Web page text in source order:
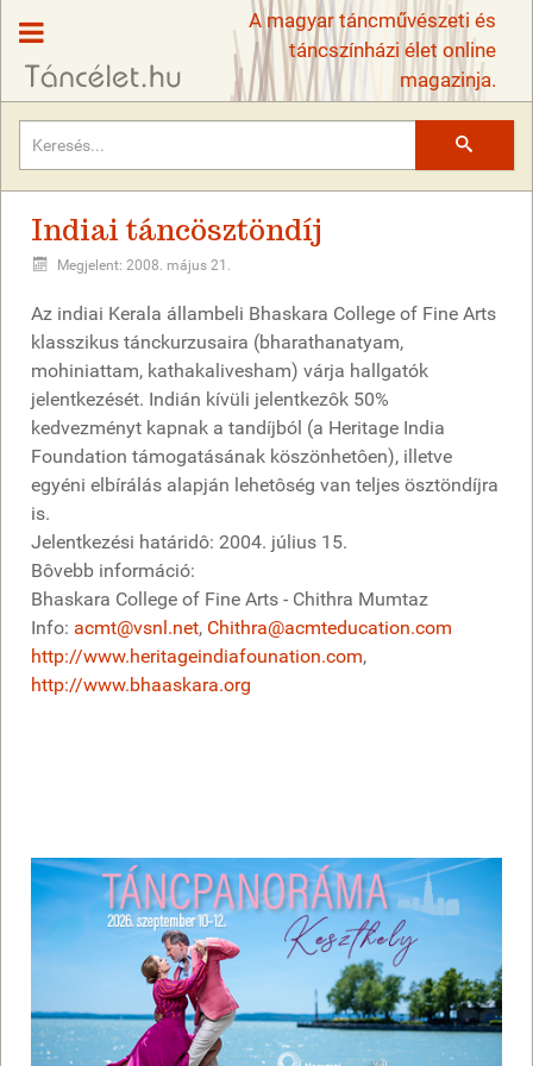
A magyar táncművészeti és
táncszínházi élet online
magazinja.
Indiai táncösztöndíj
Megjelent: 2008. május 21.
Az indiai Kerala állambeli Bhaskara College of Fine Arts
klasszikus tánckurzusaira (bharathanatyam,
mohiniattam, kathakalivesham) várja hallgatók
jelentkezését. Indián kívüli jelentkezôk 50%
kedvezményt kapnak a tandíjból (a Heritage India
Foundation támogatásának köszönhetôen), illetve
egyéni elbírálás alapján lehetôség van teljes ösztöndíjra
is.
Jelentkezési határidô: 2004. július 15.
Bôvebb információ:
Bhaskara College of Fine Arts - Chithra Mumtaz
Info: acmt@vsnl.net, Chithra@acmteducation.com
http://www.heritageindiafounation.com,
http://www.bhaaskara.org